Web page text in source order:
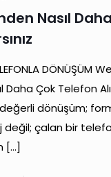
Nasıl
DÖNÜŞÜM
Çok Telefon
değerli dönüşüm;
değil; çalan bir
[…]